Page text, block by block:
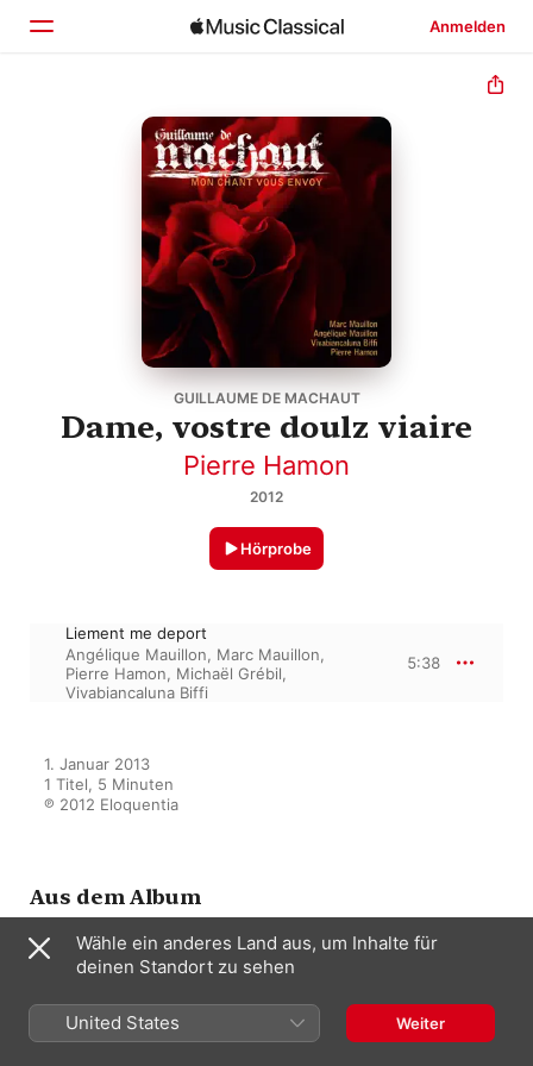
Anmelden
Startseite
Entdecken
Suchen
GUILLAUME DE MACHAUT
Dame, vostre doulz viaire
Pierre Hamon
2012
Hörprobe
Liement me deport
Angélique Mauillon, Marc Mauillon,
Pierre Hamon, Michaël Grébil,
Vivabiancaluna Biffi
5:38
1. Januar 2013
1 Titel, 5 Minuten
℗ 2012 Eloquentia
Aus dem Album
Pierre Hamon,Marc Mauillon,
Vivabiancaluna Biffi
Mauillon
Wähle ein anderes Land aus, um Inhalte für
deinen Standort zu sehen
United States Weiter